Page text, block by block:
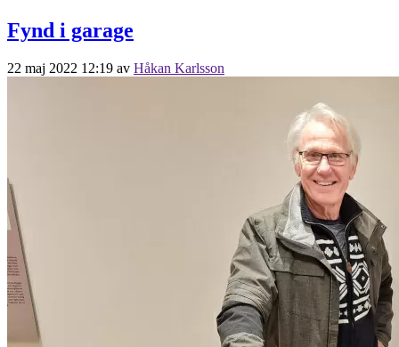
Fynd i garage
22 maj 2022 12:19 av Håkan Karlsson